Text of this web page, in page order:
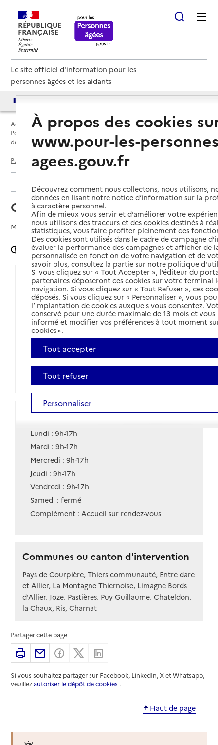
RÉPUBLIQUE
FRANÇAISE
Le site officiel d'information pour les
personnes âgées et les aidants
Accueil
Espace annuaire
Points d'information locaux dédiés aux personnes âgées par
département
Puy-de-Dôme (63) Thiers CLIC de Thiers
CLIC de Thiers
Mis à jour le29/07/2024
Signaler une erreur
Coordonnées
Adresse
22 rue François Mitterrand
63300-Thiers
Voir itinéraire
04 73 51 64 85
Site internet
Horaires
Lundi : 9h-17h
Mardi : 9h-17h
Mercredi : 9h-17h
Jeudi : 9h-17h
Vendredi : 9h-17h
Samedi : fermé
Complément : Accueil sur rendez-vous
Communes ou canton d'intervention
Pays de Courpière, Thiers communauté, Entre dare
et Allier, La Montagne Thiernoise, Limagne Bords
d'Allier, Joze, Pastières, Puy Guillaume, Chateldon,
la Chaux, Ris, Charnat
Partager cette page
ImprimerPartager par email
Partager sur Facebook
Partager sur X
Si vous souhaitez partager sur Facebook, LinkedIn, X et Whatsapp,
veuillezautoriser le dépôt de cookies .
Haut de page
À propos des cookies
www.pour-les-
agees.gouv.fr
Découvrez comment nous collectons, nous utilisons,
données en lisant notre notice d’information sur la
à caractère personnel.
Afin de mieux vous servir et d’améliorer votre
nous utilisons des traceurs et des cookies destinés à
statistiques, vous faire profiter pleinement des
Des cookies sont utilisés dans le cadre de campagne
évaluer la performance des campagnes et afficher de
personnalisée en fonction de votre navigation et de
savoir plus, consultez la partie sur notre politique
Si vous cliquez sur « Tout Accepter », l’éditeur du
partenaires déposeront ces cookies sur votre terminal
navigation. Si vous cliquez sur « Tout Refuser », ces
déposés. Si vous cliquez sur « Personnaliser », vous
l’implantation de cookies auxquels vous consentez.
conservé pour une durée maximale de 13 mois et
informé et modifier vos préférences à tout moment
cookies ».
Tout accepter
Tout refuser
Personnaliser